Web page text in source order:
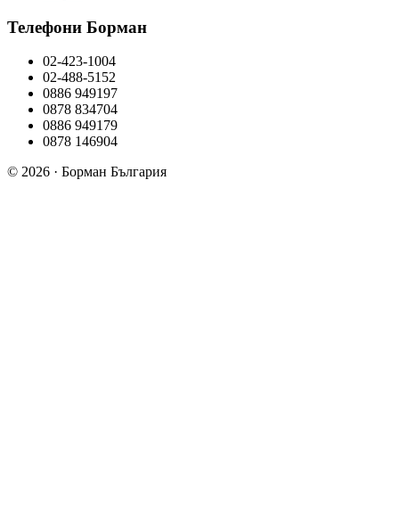
Телефони Борман
02-423-1004
02-488-5152
0886 949197
0878 834704
0886 949179
0878 146904
© 2026 · Борман България